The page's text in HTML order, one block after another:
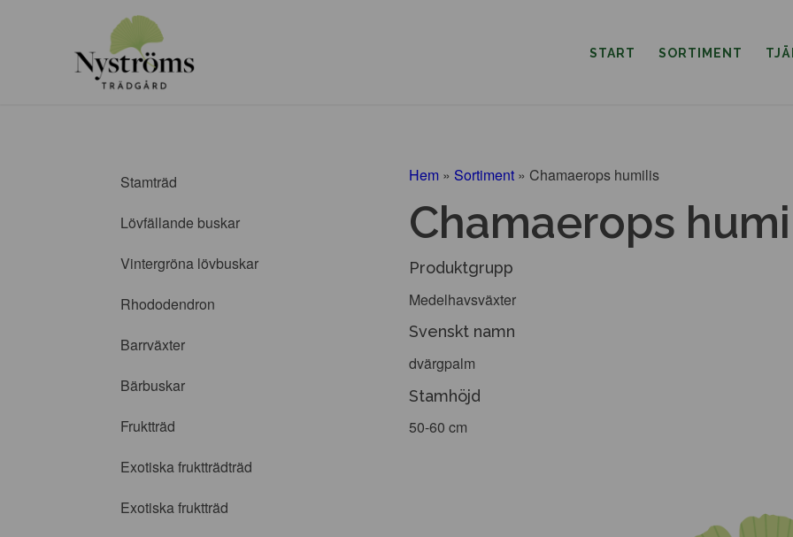
START SORTIMENT
Stamträd
Lövfällande buskar
Vintergröna lövbuskar
Rhododendron
Barrväxter
Bärbuskar
Fruktträd
Exotiska fruktträdträd
Exotiska fruktträd
Hem » Sortiment » Chamaerops humilis
Chamaerops
Produktgrupp
Medelhavsväxter
Svenskt namn
dvärgpalm
Stamhöjd
50-60 cm